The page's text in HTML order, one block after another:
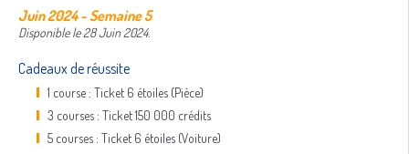
Juin 2024 - Semaine 5
Disponible le 28 Juin 2024.
Cadeaux de réussite
1 course : Ticket 6 étoiles (Pièce)
3 courses : Ticket 150 000 crédits
5 courses : Ticket 6 étoiles (Voiture)